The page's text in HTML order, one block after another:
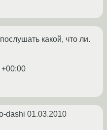
какой, что ли.
dashi 01.03.2010